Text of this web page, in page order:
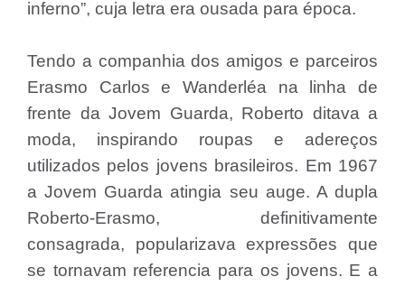
inferno”, cuja letra era ousada para época.
Tendo a companhia dos amigos e parceiros
Erasmo Carlos e Wanderléa na linha de
frente da Jovem Guarda, Roberto ditava a
moda, inspirando roupas e adereços
utilizados pelos jovens brasileiros. Em 1967
a Jovem Guarda atingia seu auge. A dupla
Roberto-Erasmo, definitivamente
consagrada, popularizava expressões que
se tornavam referencia para os jovens. E a